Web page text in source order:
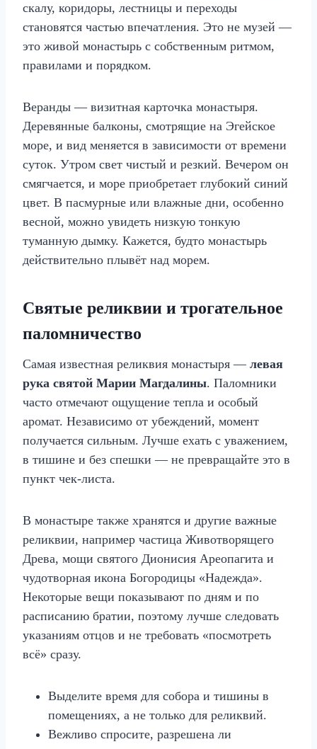
скалу, коридоры, лестницы и переходы
становятся частью впечатления. Это не музей —
это живой монастырь с собственным ритмом,
правилами и порядком.
Веранды — визитная карточка монастыря.
Деревянные балконы, смотрящие на Эгейское
море, и вид меняется в зависимости от времени
суток. Утром свет чистый и резкий. Вечером он
смягчается, и море приобретает глубокий синий
цвет. В пасмурные или влажные дни, особенно
весной, можно увидеть низкую тонкую
туманную дымку. Кажется, будто монастырь
действительно плывёт над морем.
Святые реликвии и трогательное
паломничество
Самая известная реликвия монастыря — левая
рука святой Марии Магдалины. Паломники
часто отмечают ощущение тепла и особый
аромат. Независимо от убеждений, момент
получается сильным. Лучше ехать с уважением,
в тишине и без спешки — не превращайте это в
пункт чек‑листа.
В монастыре также хранятся и другие важные
реликвии, например частица Животворящего
Древа, мощи святого Дионисия Ареопагита и
чудотворная икона Богородицы «Надежда».
Некоторые вещи показывают по дням и по
расписанию братии, поэтому лучше следовать
указаниям отцов и не требовать «посмотреть
всё» сразу.
Выделите время для собора и тишины в
помещениях, а не только для реликвий.
Вежливо спросите, разрешена ли